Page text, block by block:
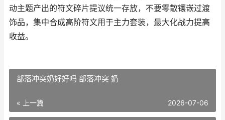
动主题产出的符文碎片提议统一存放，不要零散镶嵌过渡
饰品，集中合成高阶符文用于主力套装，最大化战力提高
收益。
部落冲突奶好好吗 部落冲突 奶
« 上一篇 2026-07-06